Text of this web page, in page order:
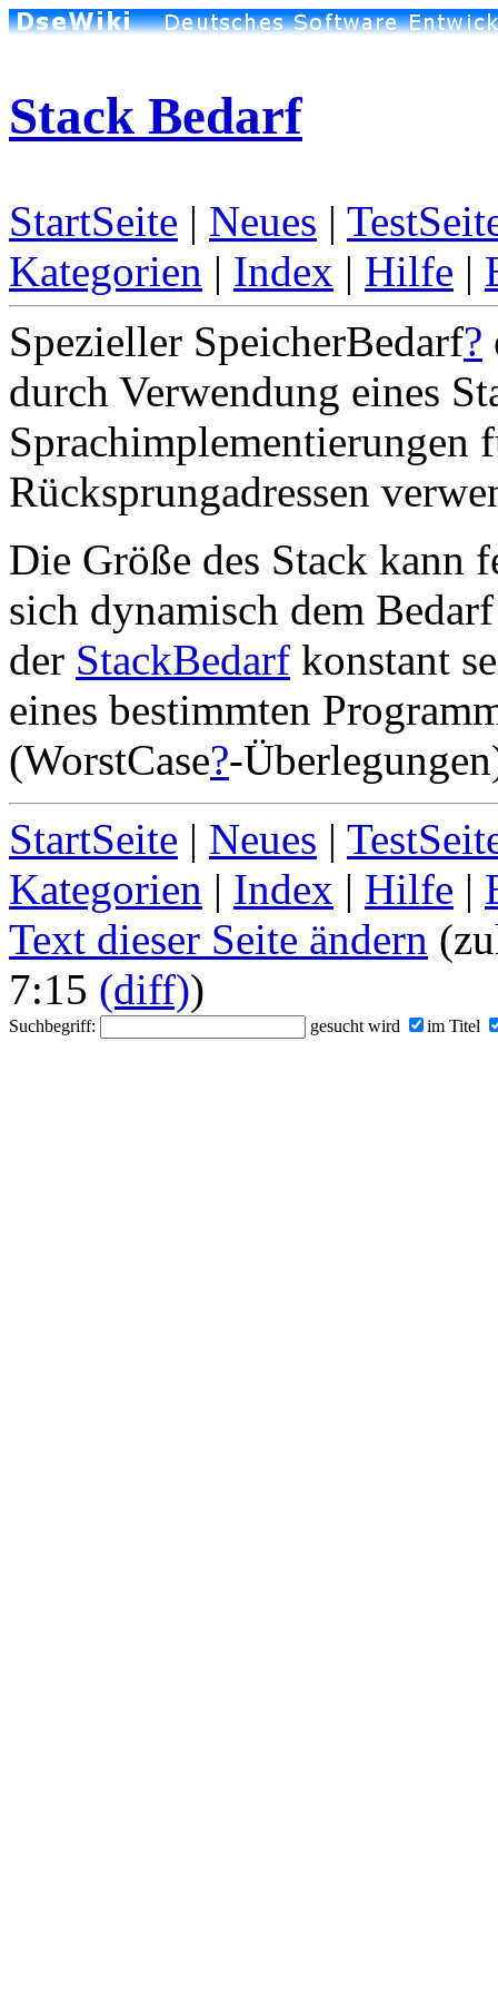
Stack Bedarf
StartSeite | Neues |
Kategorien | Index | Hilfe |
Spezieller SpeicherBedarf?
durch Verwendung eines
Sprachimplementierungen
Rücksprungadressen
Die Größe des Stack kann
sich dynamisch dem
der StackBedarf konstant
eines bestimmten
(WorstCase?-
StartSeite | Neues |
Kategorien | Index | Hilfe |
Text dieser Seite ändern
7:15 (diff))
Suchbegriff: gesucht wird im Titel